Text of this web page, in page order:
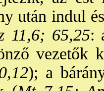
után indul
11,6; 65,25:
vezetők
); a